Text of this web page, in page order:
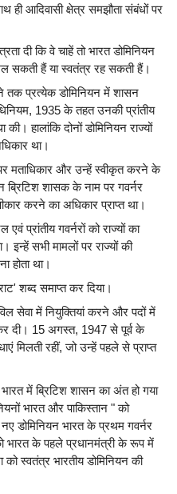
ही आदिवासी क्षेत्र समझौता संबंधों पर
दी कि वे चाहें तो भारत डोमिनियन
सकती हैं या स्वतंत्र रह सकती हैं।
तक प्रत्येक डोमिनियन में शासन
1935 के तहत उनकी प्रांतीय
हालांकि दोनों डोमिनियन राज्यों
था।
मताधिकार और उन्हें स्वीकृत करने के
शासक के नाम पर गवर्नर
करने का अधिकार प्राप्त था।
प्रांतीय गवर्नरों को राज्यों का
इन्हें सभी मामलों पर राज्यों की
होता था।
शब्द समाप्त कर दिया।
सेवा में नियुक्तियां करने और पदों में
दी। 15 अगस्त, 1947 से पूर्व के
मिलती रहीं, जो उन्हें पहले से प्राप्त
में ब्रिटिश शासन का अंत हो गया
भारत और पाकिस्तान " को
डोमिनियन भारत के प्रथम गवर्नर
के पहले प्रधानमंत्री के रूप में
स्वतंत्र भारतीय डोमिनियन की